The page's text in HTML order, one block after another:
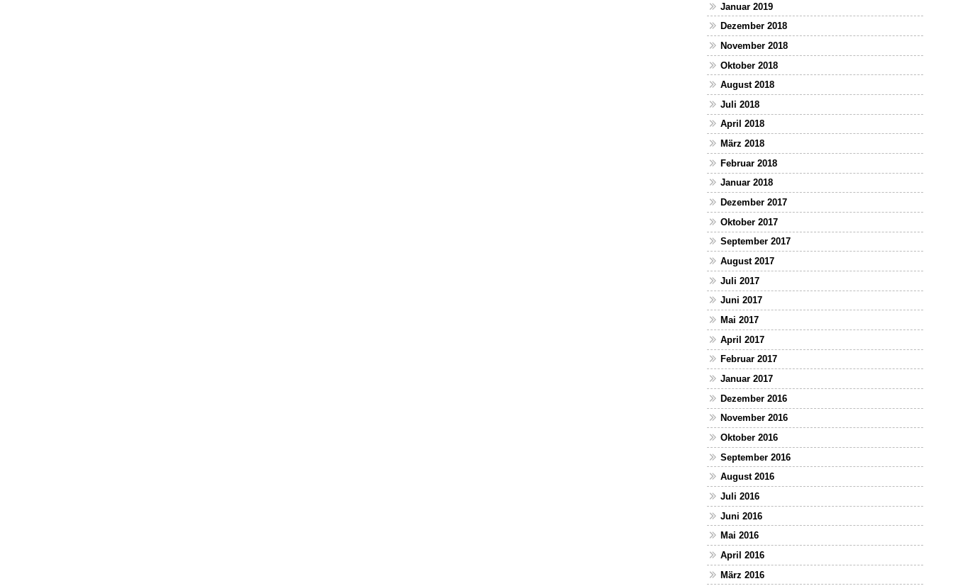
Januar 2019
Dezember 2018
November 2018
Oktober 2018
August 2018
Juli 2018
April 2018
März 2018
Februar 2018
Januar 2018
Dezember 2017
Oktober 2017
September 2017
August 2017
Juli 2017
Juni 2017
Mai 2017
April 2017
Februar 2017
Januar 2017
Dezember 2016
November 2016
Oktober 2016
September 2016
August 2016
Juli 2016
Juni 2016
Mai 2016
April 2016
März 2016